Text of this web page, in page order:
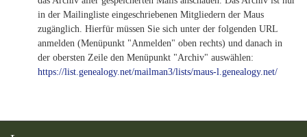
in der Mailingliste eingeschriebenen Mitgliedern der Maus
zugänglich. Hierfür müssen Sie sich unter der folgenden URL
anmelden (Menüpunkt "Anmelden" oben rechts) und danach in
der obersten Zeile den Menüpunkt "Archiv" auswählen:
https://list.genealogy.net/mailman3/lists/maus-l.genealogy.net/